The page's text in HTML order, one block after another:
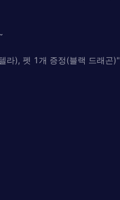
라), 펫 1개 증정(블랙 드래곤)"